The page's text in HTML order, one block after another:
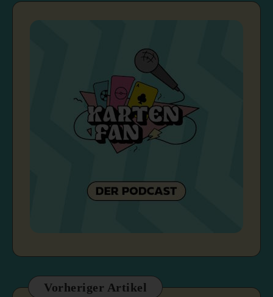
Vorheriger Artikel